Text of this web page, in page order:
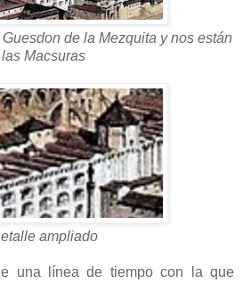
de la Mezquita y nos están
las Macsuras
ampliado
una línea de tiempo con la que